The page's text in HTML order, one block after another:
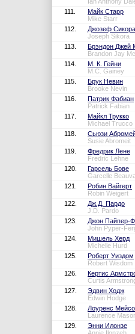
111.
Майк Старр
Mike Starr
112.
Джозеф Сикора
Joseph Sikora
113.
Брэндон Джей
Brandon Jay
114.
М. К. Гейни
M.C. Gainey
115.
Брук Невин
Brooke Nevin
116.
Патрик Фабиан
Patrick Fabian
117.
Майкл Трукко
Michael Trucco
118.
Сьюзи
Susie Abromeit
119.
Фредрик Лене
Fredric Lehne
120.
Гарсель Бове
Garcelle
121.
Робин Вайгерт
Robin Weigert
122.
Дж.Д. Пардо
J.D. Pardo
123.
Джон Пайпер-
John Pyper-
124.
Мишель Херд
Michelle Hurd
125.
Роберт Уиздом
Robert Wisdom
126.
Кертис
Curtis
127.
Эдвин Ходж
Edwin Hodge
128.
Лоуренс
Laurence
129.
Энни Илонзе